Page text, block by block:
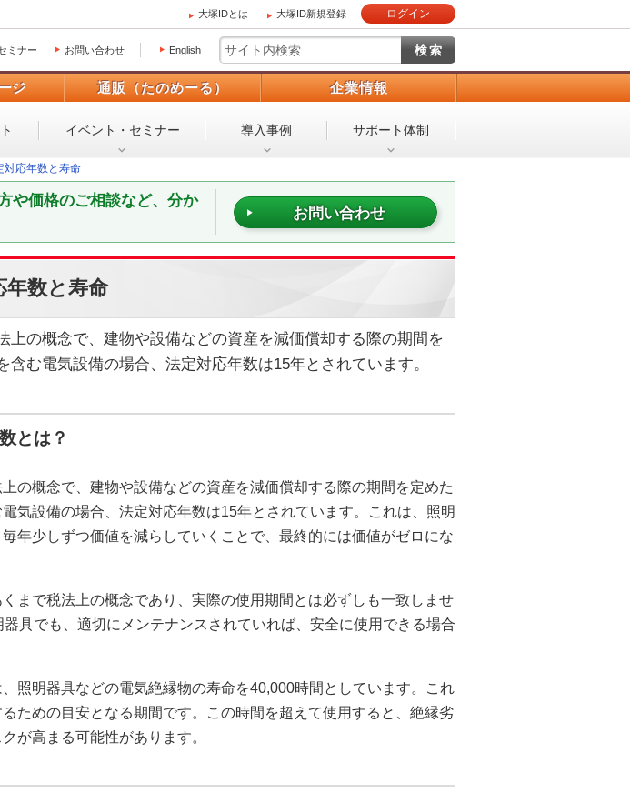
大塚IDとは 大塚ID新規登録 ログイン
ミナー お問い合わせ English
ジ 通販（たのめーる） 企業情報
イベント・ セミナー 導入事例 サポート体制
対応年数と寿命
や価格のご相談など、分か
お問い合わせ
年数と寿命
上の概念で、建物や設備などの資産を減価償却する際の期間を
含む電気設備の場合、法定対応年数は15年とされています。
とは？
の概念で、建物や設備などの資産を減価償却する際の期間を定めた
気設備の場合、法定対応年数は15年とされています。これは、照明
年少しずつ価値を減らしていくことで、最終的には価値がゼロにな
まで税法上の概念であり、実際の使用期間とは必ずしも一致しませ
具でも、適切にメンテナンスされていれば、安全に使用できる場合
照明器具などの電気絶縁物の寿命を40,000時間としています。これ
ための目安となる期間です。この時間を超えて使用すると、絶縁劣
が高まる可能性があります。